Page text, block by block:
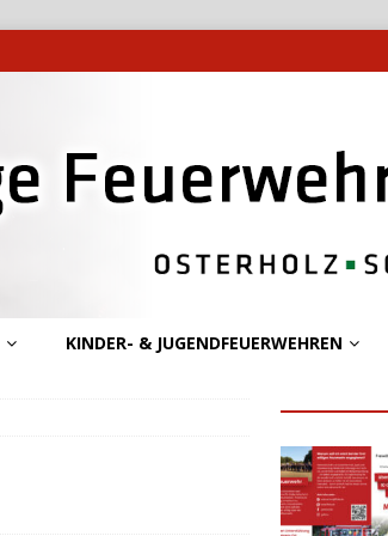
KINDER- & JUGENDFEUERWEHREN